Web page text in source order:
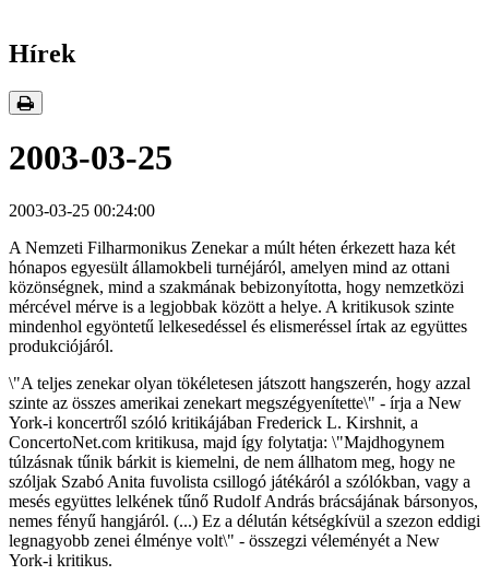
Hírek
2003-03-25
2003-03-25 00:24:00
A Nemzeti Filharmonikus Zenekar a múlt héten érkezett haza két
hónapos egyesült államokbeli turnéjáról, amelyen mind az ottani
közönségnek, mind a szakmának bebizonyította, hogy nemzetközi
mércével mérve is a legjobbak között a helye. A kritikusok szinte
mindenhol egyöntetű lelkesedéssel és elismeréssel írtak az együttes
produkciójáról.
\"A teljes zenekar olyan tökéletesen játszott hangszerén, hogy azzal
szinte az összes amerikai zenekart megszégyenítette\" - írja a New
York-i koncertről szóló kritikájában Frederick L. Kirshnit, a
ConcertoNet.com kritikusa, majd így folytatja: \"Majdhogynem
túlzásnak tűnik bárkit is kiemelni, de nem állhatom meg, hogy ne
szóljak Szabó Anita fuvolista csillogó játékáról a szólókban, vagy a
mesés együttes lelkének tűnő Rudolf András brácsájának bársonyos,
nemes fényű hangjáról. (...) Ez a délután kétségkívül a szezon eddigi
legnagyobb zenei élménye volt\" - összegzi véleményét a New
York-i kritikus.